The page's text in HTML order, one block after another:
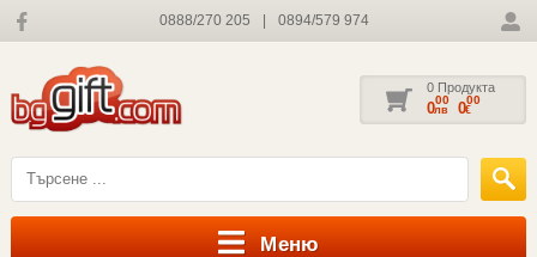
0888/270 205 0894/579 974
0 Продукта
000
лв 000
€
Меню